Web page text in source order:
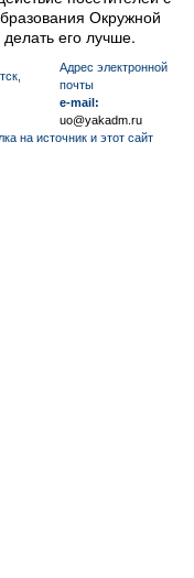
Окружной
его лучше.
Aдрес электронной
почты
e-mail:
uo@yakadm.ru
на источник и этот сайт